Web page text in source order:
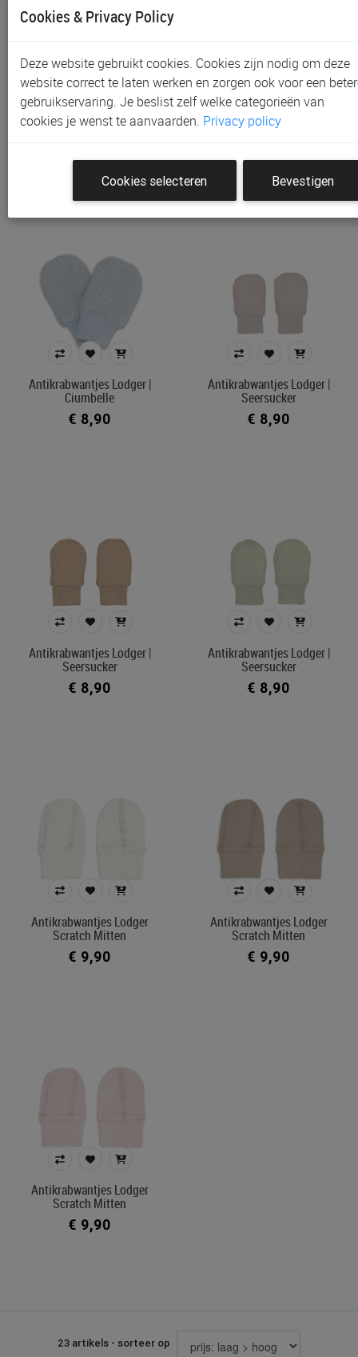
Antikrabwantjes Lodger |
Ciumbelle
Antikrabwantjes Lodger |
Ciumbelle
Antikrabwantjes Lodger |
Ciumbelle
€ 8,90
Antikrabwantjes Lodger |
Seersucker
€ 8,90
Antikrabwantjes Lodger |
Seersucker
€ 8,90
Antikrabwantjes Lodger |
Seersucker
€ 8,90
Antikrabwantjes Lodger
Scratch Mitten
€ 9,90
Antikrabwantjes Lodger
Scratch Mitten
€ 9,90
Antikrabwantjes Lodger
Scratch Mitten
€ 9,90
23 artikels - sorteer op
Cookies & Privacy Policy
Deze website gebruikt cookies. Cookies zijn nodig om deze
website correct te laten werken en zorgen ook voor een
gebruikservaring. Je beslist zelf welke categorieën van
cookies je wenst te aanvaarden. Privacy policy
Cookies selecteren Bevestigen